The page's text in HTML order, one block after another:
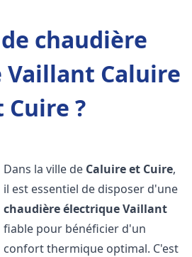
chaudière
Caluire
Cuire ?
Dans la ville de Caluire et Cuire,
il est essentiel de disposer d'une
chaudière électrique Vaillant
fiable pour bénéficier d'un
confort thermique optimal. C'est